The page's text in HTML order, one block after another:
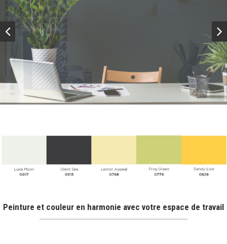
Peinture et couleur en harmonie avec votre espace de travail